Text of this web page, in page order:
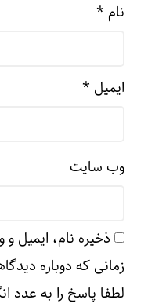
نام *
ایمیل *
وب‌ سایت
ذخیره نام، ایمیل
زمانی که دوباره
لطفا پاسخ را به عدد